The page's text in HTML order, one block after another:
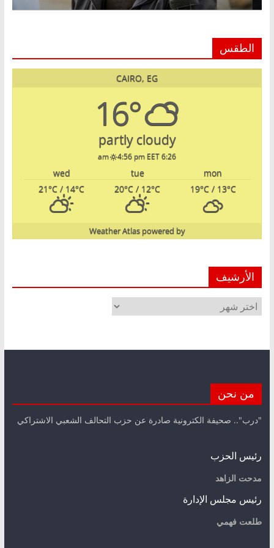
الطقس
CAIRO, EG
16°
partly cloudy
6:26 am
4:56 pm EET
mon
tue
wed
19°C/ 13°C
20°C / 12°C
21°C / 14°C
powered by
Weather Atlas
الأرشيف
الأرشيف
من نحن
"درب".. صحيفة الكترونية صادرة عن حزب التحالف الشعبي الاشتراكي
رئيس الحزب
مدحت الزاهد
رئيس مجلس الإدارة
طلعت فهمي